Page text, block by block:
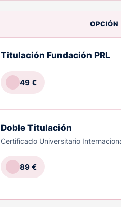
OPCIÓN
Titulación Fundación PRL
49 €
Doble Titulación
Certificado Universitario
89 €